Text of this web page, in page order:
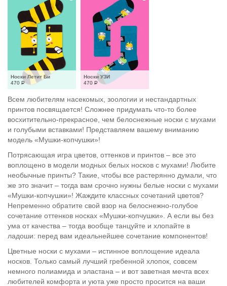
Носки Летит Би
470 Р
Носки УЗИ
470 Р
Всем любителям насекомых, зоологии и нестандартных
принтов посвящается! Сложнее придумать что-то более
восхитительно-прекрасное, чем белоснежные носки с мухами
и голубыми вставками! Представляем вашему вниманию
модель «Мушки-копчушки»!
Потрясающая игра цветов, оттенков и принтов – все это
воплощено в модели модных белых носков с мухами! Любите
необычные принты? Такие, чтобы все растерянно думали, что
же это значит – тогда вам срочно нужны белые носки с мухами
«Мушки-копчушки»! Жаждите классных сочетаний цветов?
Непременно обратите свой взор на белоснежно-голубое
сочетание оттенков носках «Мушки-копчушки». А если вы без
ума от качества – тогда вообще танцуйте и хлопайте в
ладоши: перед вам идеальнейшее сочетание компонентов!
Цветные носки с мухами – истинное воплощение идеала
носков. Только самый лучший гребенной хлопок, совсем
немного полиамида и эластана – и вот заветная мечта всех
любителей комфорта и уюта уже просто просится на ваши